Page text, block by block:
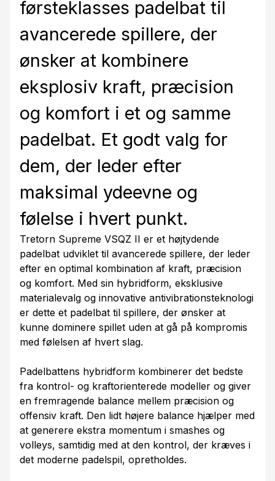
førsteklasses padelbat til
avancerede spillere, der
ønsker at kombinere
eksplosiv kraft, præcision
og komfort i et og samme
padelbat. Et godt valg for
dem, der leder efter
maksimal ydeevne og
følelse i hvert punkt.
Tretorn Supreme VSQZ II er et højtydende
padelbat udviklet til avancerede spillere, der leder
efter en optimal kombination af kraft, præcision
og komfort. Med sin hybridform, eksklusive
materialevalg og innovative antivibrationsteknologi
er dette et padelbat til spillere, der ønsker at
kunne dominere spillet uden at gå på kompromis
med følelsen af hvert slag.
Padelbattens hybridform kombinerer det bedste
fra kontrol- og kraftorienterede modeller og giver
en fremragende balance mellem præcision og
offensiv kraft. Den lidt højere balance hjælper med
at generere ekstra momentum i smashes og
volleys, samtidig med at den kontrol, der kræves i
det moderne padelspil, opretholdes.